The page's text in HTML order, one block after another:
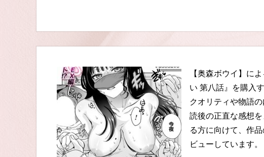
【奥森ボウイ】に
い 第八話』を購入
クオリティや物語の
読後の正直な感想
る方に向けて、作
ビューしています。